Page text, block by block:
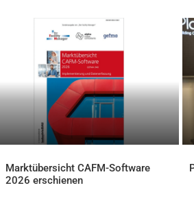
Marktübersicht CAFM-Software
2026 erschienen